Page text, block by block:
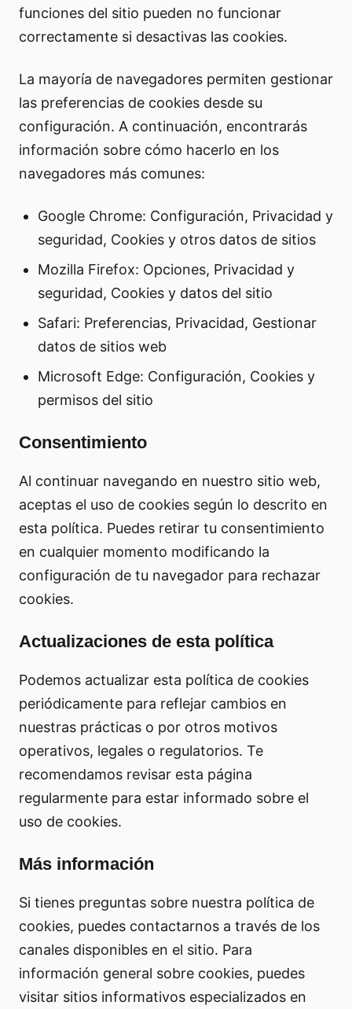
funciones del sitio pueden no funcionar
correctamente si desactivas las cookies.
La mayoría de navegadores permiten gestionar
las preferencias de cookies desde su
configuración. A continuación, encontrarás
información sobre cómo hacerlo en los
navegadores más comunes:
Google Chrome: Configuración, Privacidad y
seguridad, Cookies y otros datos de sitios
Mozilla Firefox: Opciones, Privacidad y
seguridad, Cookies y datos del sitio
Safari: Preferencias, Privacidad, Gestionar
datos de sitios web
Microsoft Edge: Configuración, Cookies y
permisos del sitio
Consentimiento
Al continuar navegando en nuestro sitio web,
aceptas el uso de cookies según lo descrito en
esta política. Puedes retirar tu consentimiento
en cualquier momento modificando la
configuración de tu navegador para rechazar
cookies.
Actualizaciones de esta política
Podemos actualizar esta política de cookies
periódicamente para reflejar cambios en
nuestras prácticas o por otros motivos
operativos, legales o regulatorios. Te
recomendamos revisar esta página
regularmente para estar informado sobre el
uso de cookies.
Más información
Si tienes preguntas sobre nuestra política de
cookies, puedes contactarnos a través de los
canales disponibles en el sitio. Para
información general sobre cookies, puedes
visitar sitios informativos especializados en